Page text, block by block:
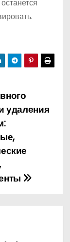
удаления